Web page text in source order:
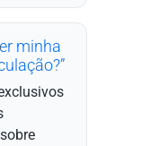
minha